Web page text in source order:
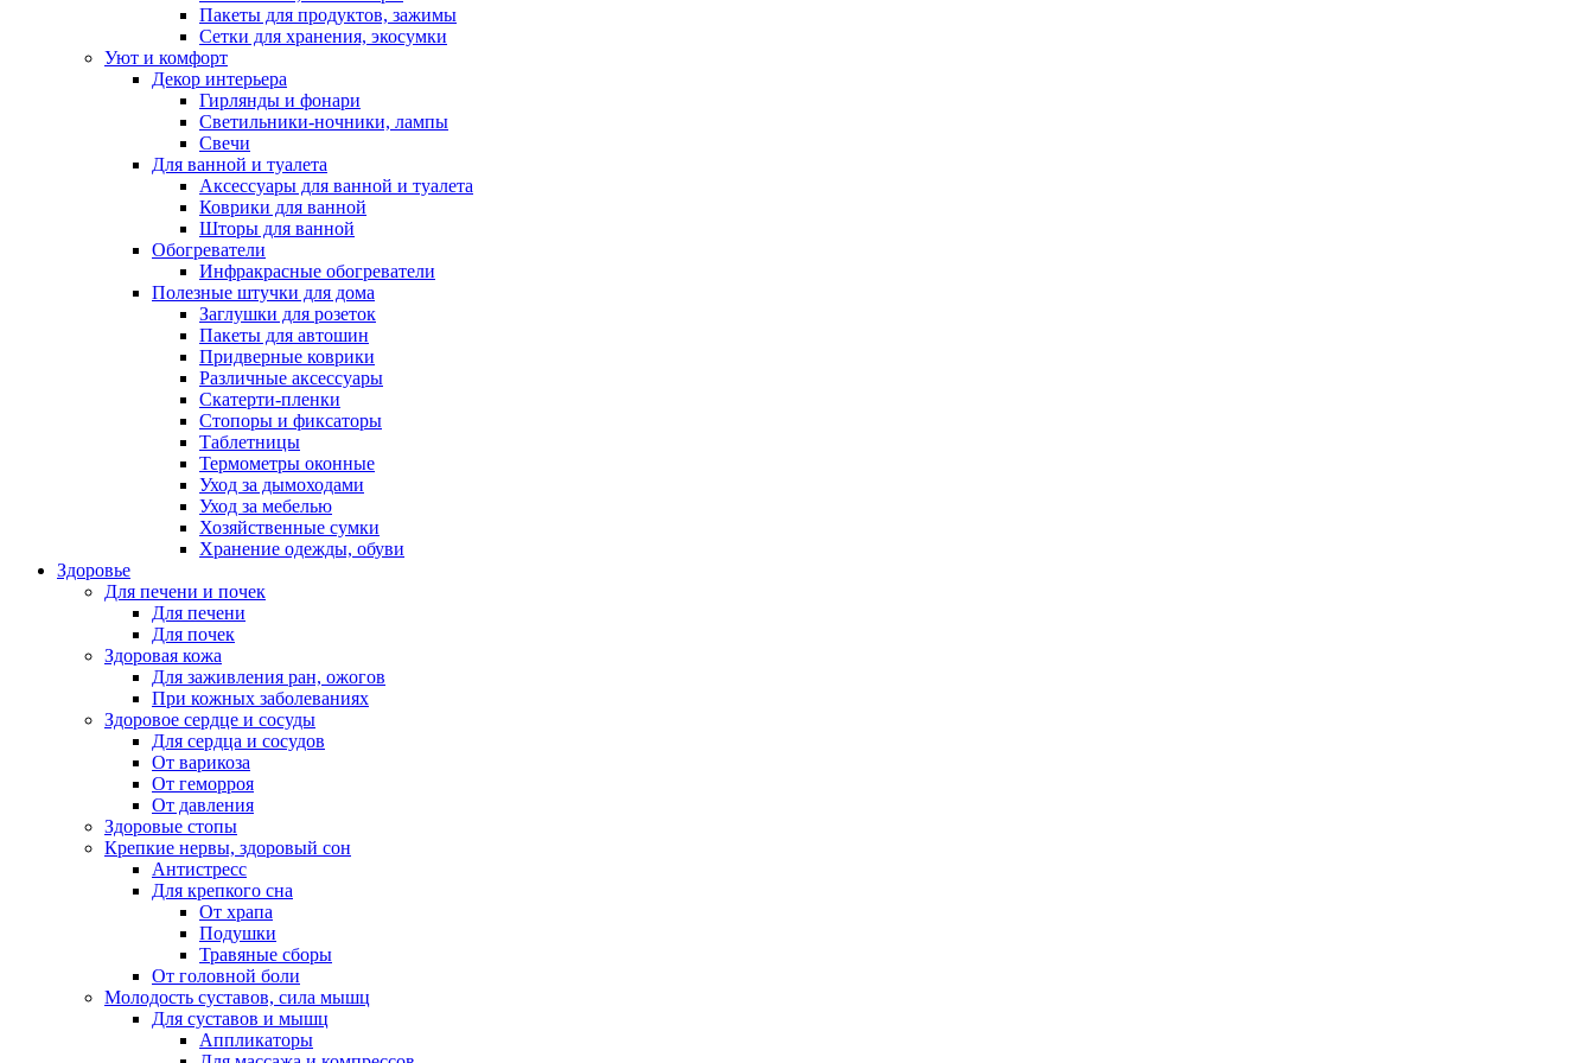
Пакеты для продуктов, зажимы
Сетки для хранения, экосумки
Уют и комфорт
Декор интерьера
Гирлянды и фонари
Светильники-ночники, лампы
Свечи
Для ванной и туалета
Аксессуары для ванной и туалета
Коврики для ванной
Шторы для ванной
Обогреватели
Инфракрасные обогреватели
Полезные штучки для дома
Заглушки для розеток
Пакеты для автошин
Придверные коврики
Различные аксессуары
Скатерти-пленки
Стопоры и фиксаторы
Таблетницы
Термометры оконные
Уход за дымоходами
Уход за мебелью
Хозяйственные сумки
Хранение одежды, обуви
Здоровье
Для печени и почек
Для печени
Для почек
Здоровая кожа
Для заживления ран, ожогов
При кожных заболеваниях
Здоровое сердце и сосуды
Для сердца и сосудов
От варикоза
От геморроя
От давления
Здоровые стопы
Крепкие нервы, здоровый сон
Антистресс
Для крепкого сна
От храпа
Подушки
Травяные сборы
От головной боли
Молодость суставов, сила мышц
Для суставов и мышц
Аппликаторы